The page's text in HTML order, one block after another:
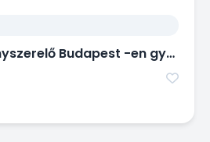
Ügyes kezű Villanyszerelő Budapest -en gyorsan házhoz megy kisebb munkák miatt is!